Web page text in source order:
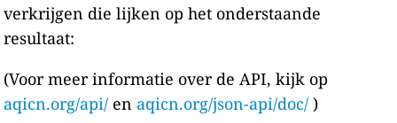
verkrijgen die lijken op het onderstaande
resultaat:
(Voor meer informatie over de API, kijk op
aqicn.org/api/ en aqicn.org/json-api/doc/ )